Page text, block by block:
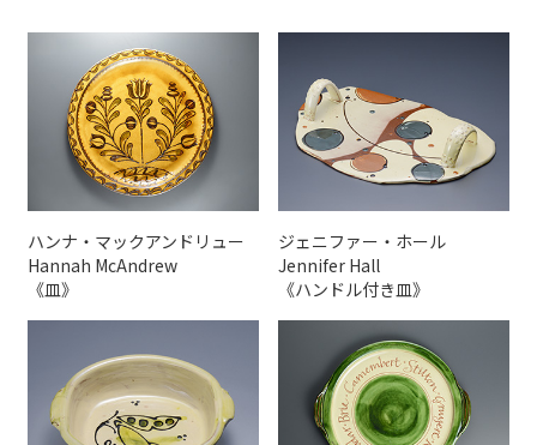
ハンナ・マックアンドリュー
Hannah McAndrew
《皿》
ジェニファー・ホール
Jennifer Hall
《ハンドル付き皿》